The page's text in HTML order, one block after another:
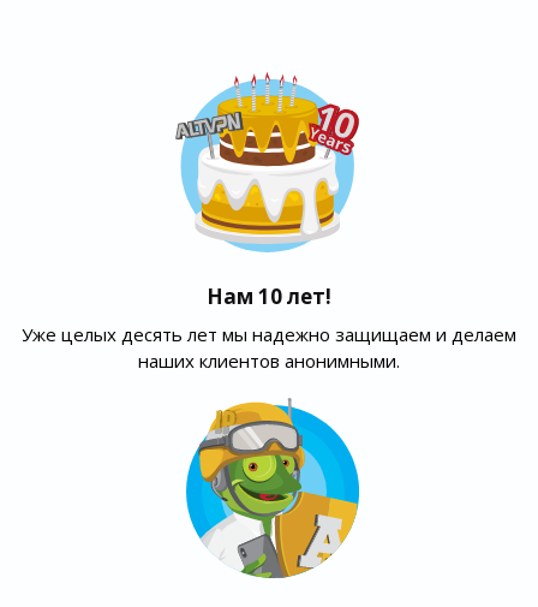
Нам 10 лет!
Уже целых десять лет мы надежно защищаем и делаем
наших клиентов анонимными.